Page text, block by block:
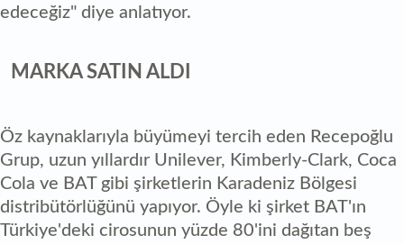
edeceğiz" diye anlatıyor.
MARKA SATIN ALDI
Öz kaynaklarıyla büyümeyi tercih eden Recepoğlu
Grup, uzun yıllardır Unilever, Kimberly-Clark, Coca
Cola ve BAT gibi şirketlerin Karadeniz Bölgesi
distribütörlüğünü yapıyor. Öyle ki şirket BAT'ın
Türkiye'deki cirosunun yüzde 80'ini dağıtan beş